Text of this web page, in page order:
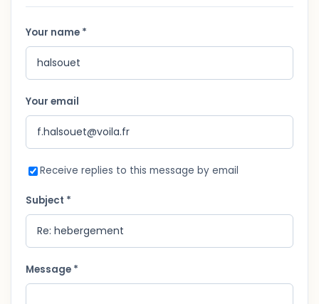
Your name *
Your email
Receive replies to this message by email
Subject *
Message *